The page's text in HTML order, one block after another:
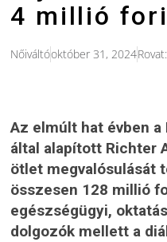
4 millió
Nőiváltóoktóber 31, 2024Rovat:
Az elmúlt hat évben a
által alapított Richter
ötlet megvalósulását
összesen 128 millió
egészségügyi,
dolgozók mellett a